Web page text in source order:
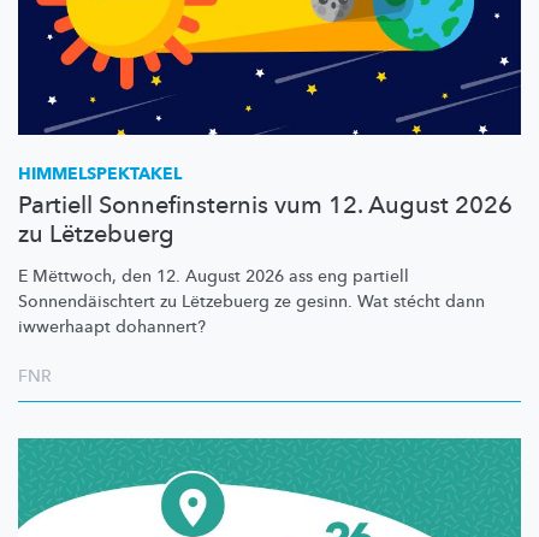
HIMMELSPEKTAKEL
Partiell Sonnefinsternis vum 12. August 2026
zu Lëtzebuerg
E Mëttwoch, den 12. August 2026 ass eng partiell
Sonnendäischtert zu Lëtzebuerg ze gesinn. Wat stécht dann
iwwerhaapt dohannert?
FNR